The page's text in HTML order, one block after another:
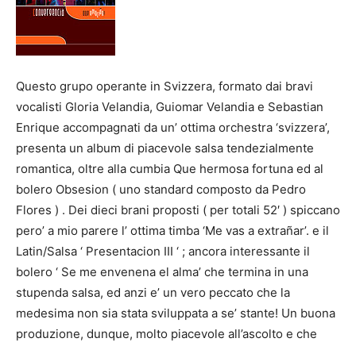
Questo grupo operante in Svizzera, formato dai bravi
vocalisti Gloria Velandia, Guiomar Velandia e Sebastian
Enrique accompagnati da un’ ottima orchestra ‘svizzera’,
presenta un album di piacevole salsa tendezialmente
romantica, oltre alla cumbia Que hermosa fortuna ed al
bolero Obsesion ( uno standard composto da Pedro
Flores ) . Dei dieci brani proposti ( per totali 52′ ) spiccano
pero’ a mio parere l’ ottima timba ‘Me vas a extrañar’. e il
Latin/Salsa ‘ Presentacion III ‘ ; ancora interessante il
bolero ‘ Se me envenena el alma’ che termina in una
stupenda salsa, ed anzi e’ un vero peccato che la
medesima non sia stata sviluppata a se’ stante! Un buona
produzione, dunque, molto piacevole all’ascolto e che